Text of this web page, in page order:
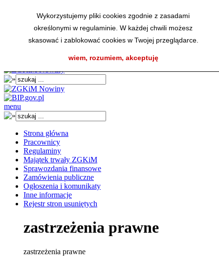
Wykorzystujemy pliki cookies zgodnie z zasadami
określonymi w regulaminie. W każdej chwili możesz
skasować i zablokować cookies w Twojej przeglądarce.
wiem, rozumiem, akceptuję
menu
Strona główna
Pracownicy
Regulaminy
Majątek trwały ZGKiM
Sprawozdania finansowe
Zamówienia publiczne
Ogłoszenia i komunikaty
Inne informacje
Rejestr stron usuniętych
zastrzeżenia prawne
zastrzeżenia prawne